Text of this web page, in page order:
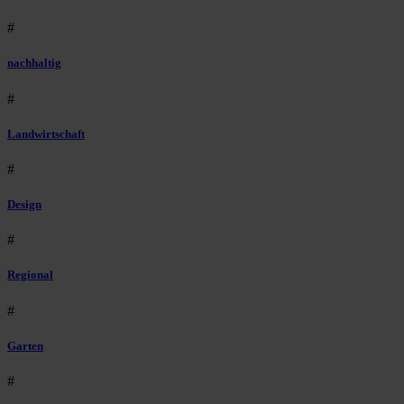
#
nachhaltig
#
Landwirtschaft
#
Design
#
Regional
#
Garten
#